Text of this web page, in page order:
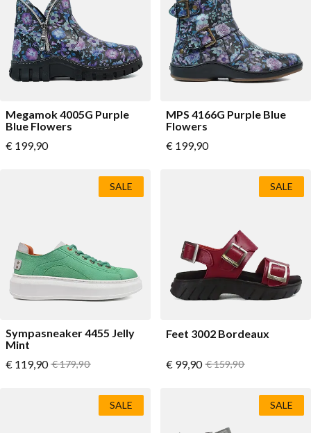
Megamok 4005G Purple
Blue Flowers
Vanaf
€ 199,90
MPS 4166G Purple Blue
Flowers
Vanaf
€ 199,90
Sympasneaker 4455 Jelly
Mint
Vanaf
€ 119,90 Normale prijs
€ 179,90
SALE
Feet 3002 Bordeaux
Vanaf
€ 99,90 Normale prijs
€ 159,90
SALE
SALE SALE